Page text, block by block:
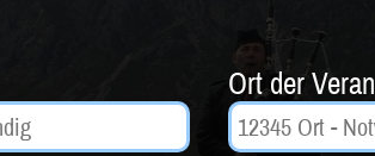
Ort der